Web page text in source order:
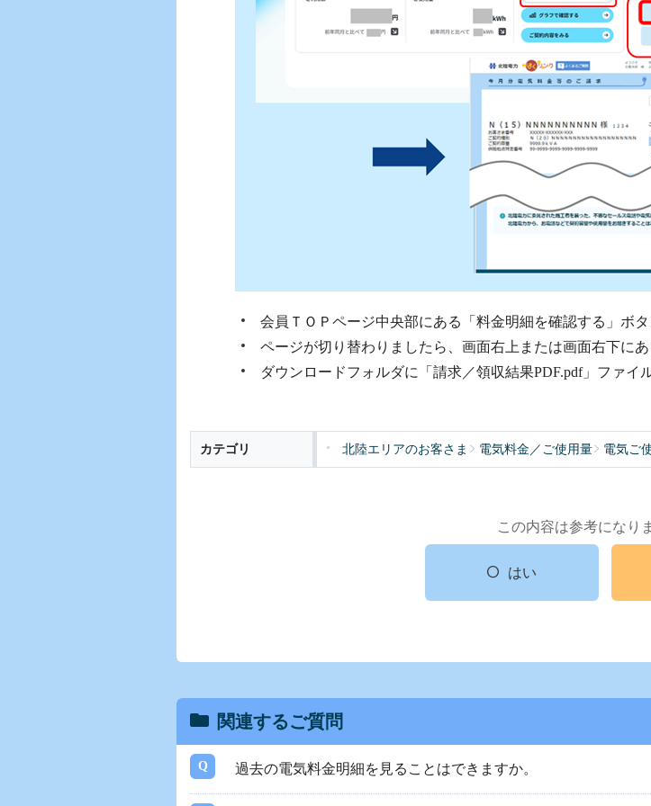
会員ＴＯＰページ中央部にある「料金明細を確認する」ボタ
ページが切り替わりましたら、画面右上または画面右下に
ダウンロードフォルダに「請求／領収結果PDF.pdf」ファイ
カテゴリ 北陸エリアのお客さま 電気料金／ご使用量 電気ご
この内容は参考になり
はい
関連するご質問
過去の電気料金明細を見ることはできますか。